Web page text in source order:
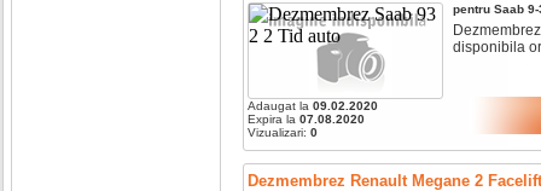
Adaugat la 09.02.2020
Expira la 07.08.2020
Vizualizari: 0
pentru Saab 9-
disponibila
Dezmembrez Renault Megane 2 Facelift